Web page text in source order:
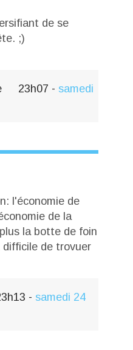
de se
;)
23h07 - samedi
l'économie de
de la
la botte de foin
de trovuer
- samedi 24